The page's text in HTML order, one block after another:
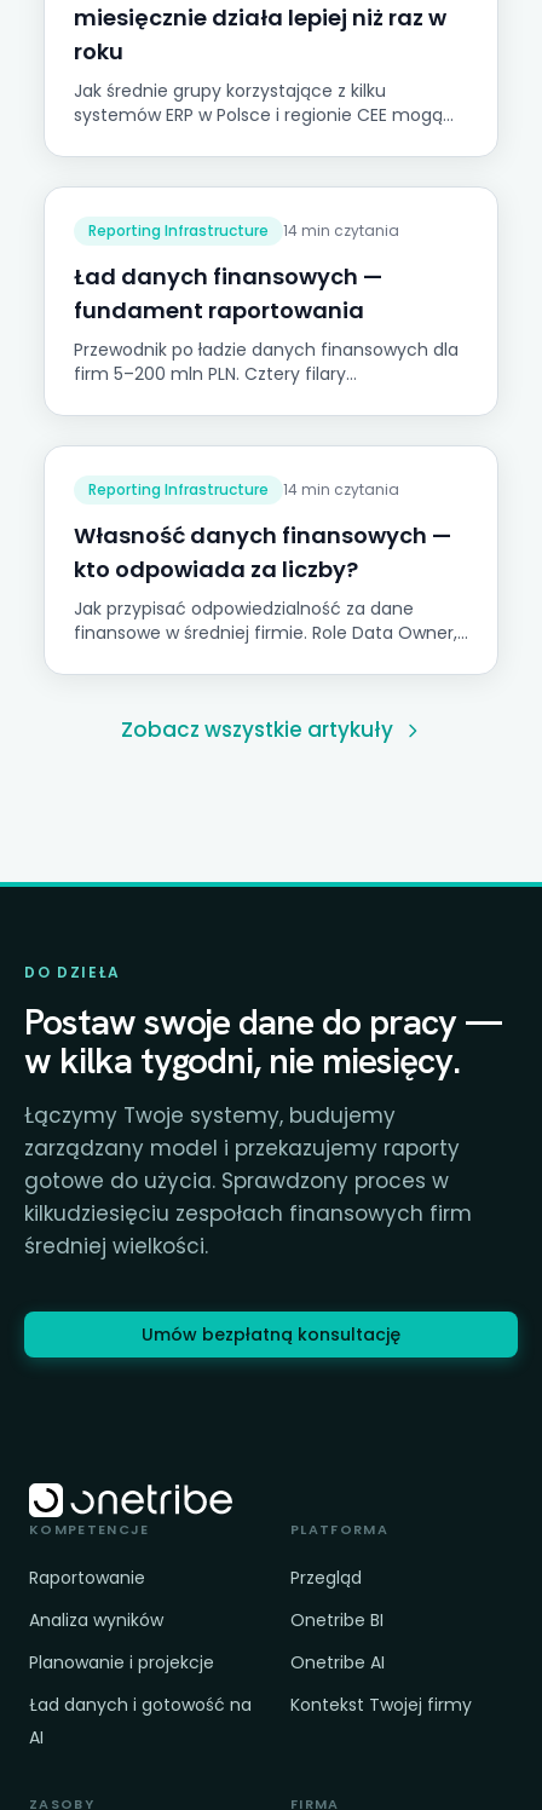
miesięcznie działa lepiej niż raz w
roku
Jak średnie grupy korzystające z kilku
systemów ERP w Polsce i regionie CEE mogą
miesięcznego raportowania grupowego.
Odpowiedź leży w infrastrukturze, nie w
oprogramowaniu.
Reporting Infrastructure 14 min czytania
Ład danych finansowych —
fundament raportowania
Przewodnik po ładzie danych finansowych dla
firm 5–200 mln PLN. Cztery filary
Onetribe.
Reporting Infrastructure 14 min czytania
Własność danych finansowych —
kto odpowiada za liczby?
Jak przypisać odpowiedzialność za dane
finansowe w średniej firmie. Role Data Owner,
Zobacz wszystkie artykuły
DO DZIEŁA
Postaw swoje dane do pracy —
w kilka tygodni, nie miesięcy.
Łączymy Twoje systemy, budujemy
zarządzany model i przekazujemy raporty
gotowe do użycia. Sprawdzony proces w
kilkudziesięciu zespołach finansowych firm
średniej wielkości.
Umów bezpłatną konsultację
KOMPETENCJE
Raportowanie
Analiza wyników
Planowanie i projekcje
Ład danych i gotowość na
AI
PLATFORMA
Przegląd
Onetribe BI
Onetribe AI
Kontekst Twojej firmy
ZASOBY FIRMA